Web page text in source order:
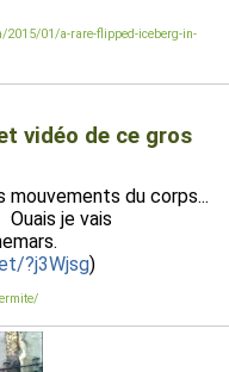
2015/01/a-rare-flipped-iceberg-in-
vidéo de ce gros
mouvements du corps...
je vais
?j3Wjsg)